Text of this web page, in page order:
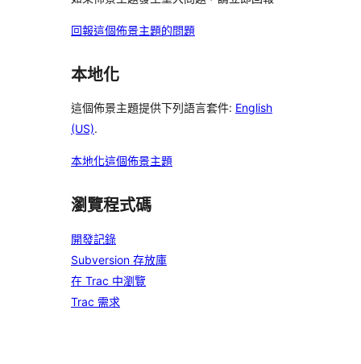
回報這個佈景主題的問題
本地化
這個佈景主題提供下列語言套件: English
(US).
本地化這個佈景主題
瀏覽程式碼
開發記錄
Subversion 存放庫
在 Trac 中瀏覽
Trac 需求